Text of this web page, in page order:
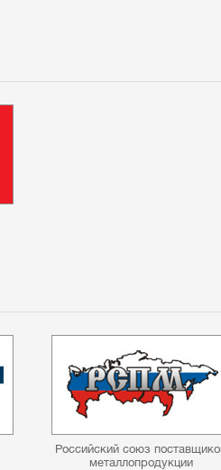
Российский союз
металлопродукции